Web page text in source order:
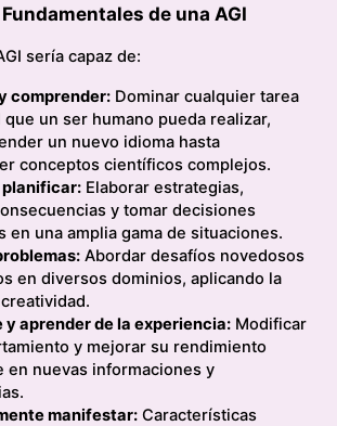
de una AGI
sería capaz de:
comprender: Dominar cualquier tarea
un ser humano pueda realizar,
un nuevo idioma hasta
conceptos científicos complejos.
planificar: Elaborar estrategias,
y tomar decisiones
en una amplia gama de situaciones.
Abordar desafíos novedosos
en diversos dominios, aplicando la
y aprender de la experiencia: Modificar
y mejorar su rendimiento
en nuevas informaciones y
manifestar: Características